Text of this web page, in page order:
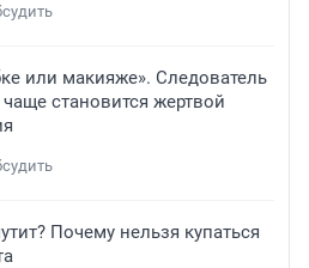
или макияже». Следователь
становится жертвой
Почему нельзя купаться